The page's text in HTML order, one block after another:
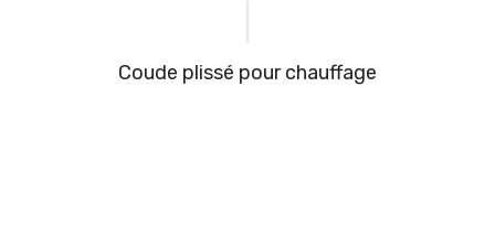
Coude plissé pour chauffage